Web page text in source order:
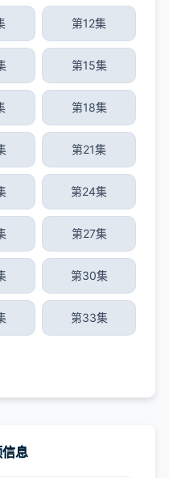
第12集
第15集
第18集
第21集
第24集
第27集
第30集
第33集
息